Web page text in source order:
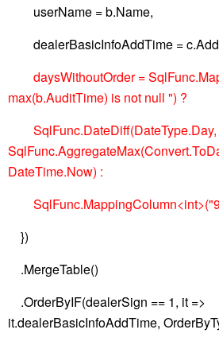
userName = b.Name,
dealerBasicInfoAddTime =
daysWithoutOrder =
max(b.AuditTime) is not null ") ?
SqlFunc.DateDiff(DateType.Day,
DateTime.Now) :
})
.MergeTable()
.OrderByIF(dealerSign == 1, it =>
it.dealerBasicInfoAddTime,